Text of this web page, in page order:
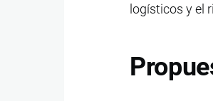
logísticos y el